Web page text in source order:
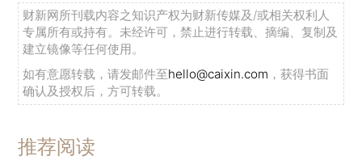
财新网所刊载内容之知识产权为财新传媒及/或相关权利人
专属所有或持有。未经许可，禁止进行转载、摘编、复制及
建立镜像等任何使用。
如有意愿转载，请发邮件至hello@caixin.com ，获得书面
确认及授权后，方可转载。
推荐阅读